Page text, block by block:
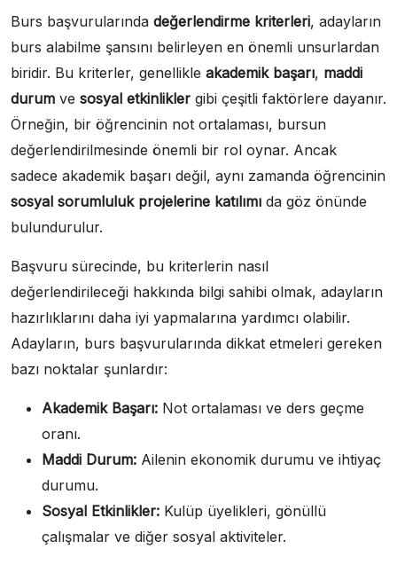
Burs başvurularında değerlendirme kriterleri, adayların
burs alabilme şansını belirleyen en önemli unsurlardan
biridir. Bu kriterler, genellikle akademik başarı, maddi
durum ve sosyal etkinlikler gibi çeşitli faktörlere dayanır.
Örneğin, bir öğrencinin not ortalaması, bursun
değerlendirilmesinde önemli bir rol oynar. Ancak
sadece akademik başarı değil, aynı zamanda öğrencinin
sosyal sorumluluk projelerine katılımı da göz önünde
bulundurulur.
Başvuru sürecinde, bu kriterlerin nasıl
değerlendirileceği hakkında bilgi sahibi olmak, adayların
hazırlıklarını daha iyi yapmalarına yardımcı olabilir.
Adayların, burs başvurularında dikkat etmeleri gereken
bazı noktalar şunlardır:
Akademik Başarı: Not ortalaması ve ders geçme
oranı.
Maddi Durum: Ailenin ekonomik durumu ve ihtiyaç
durumu.
Sosyal Etkinlikler: Kulüp üyelikleri, gönüllü
çalışmalar ve diğer sosyal aktiviteler.